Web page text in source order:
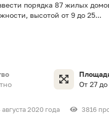
порядка 87 жилых
высотой от 9 до 25...
От 27
2020 года 3816